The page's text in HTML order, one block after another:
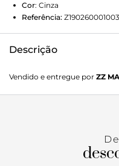
Cor: Cinza
Referência:
Descrição
emborrachada e
nome da marca. Com
uma delas. Aberto, o
Vendido e entregue por ZZ